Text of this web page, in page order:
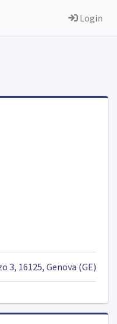
Login
3, 16125, Genova (GE)